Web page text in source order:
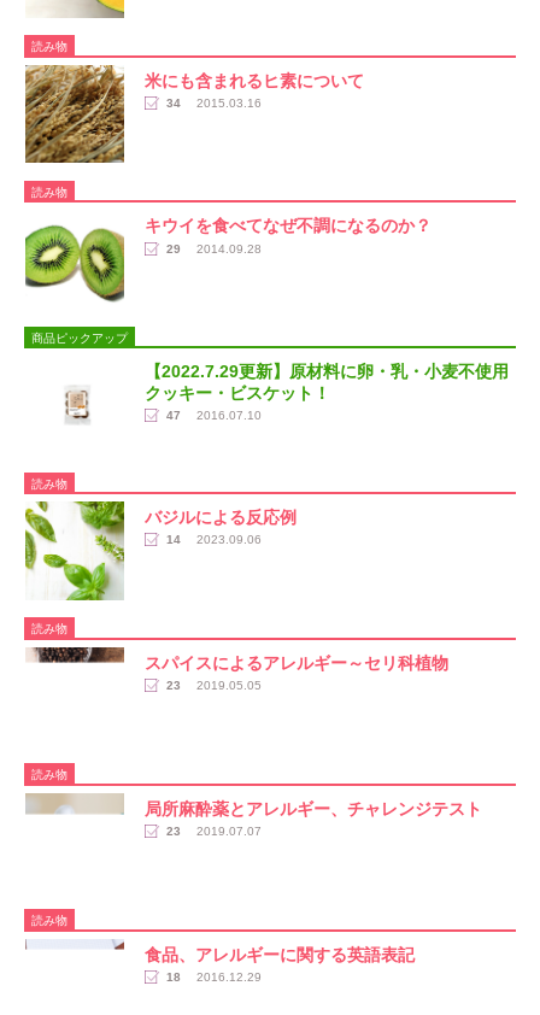
読み物
米にも含まれるヒ素について
34 2015.03.16
読み物
キウイを食べてなぜ不調になるのか？
29 2014.09.28
商品ピックアップ
【2022.7.29更新】原材料に卵・乳・小麦不使用
クッキー・ビスケット！
47 2016.07.10
読み物
バジルによる反応例
14 2023.09.06
読み物
スパイスによるアレルギー～セリ科植物
23 2019.05.05
読み物
局所麻酔薬とアレルギー、チャレンジテスト
23 2019.07.07
読み物
食品、アレルギーに関する英語表記
18 2016.12.29